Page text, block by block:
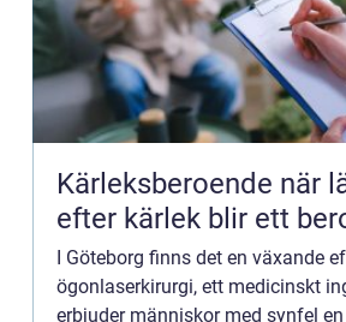
Kärleksberoende när längtan
efter kärlek blir ett
I Göteborg finns det en växande
ögonlaserkirurgi, ett medicinskt
erbjuder människor med synfel